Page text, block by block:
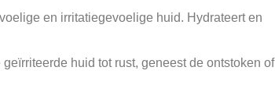
en irritatiegevoelige huid. Hydrateert en
huid tot rust, geneest de ontstoken of